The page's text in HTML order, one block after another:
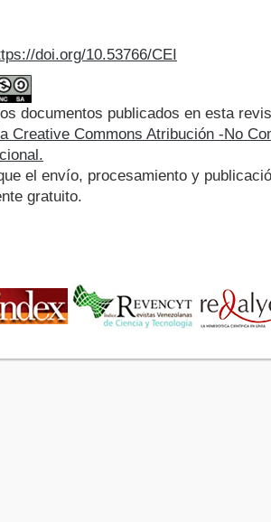
doi.org/10.53766/CEI
documentos publicados en esta
Creative Commons Atribución -No
el envío, procesamiento y
gratuito.